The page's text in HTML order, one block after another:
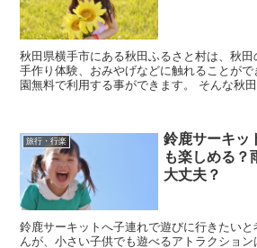
秋田県横手市にある秋田ふるさと村は、秋田
手作り体験、おみやげなどに触れることがで
園無料で利用する事ができます。 そんな秋田ふるさと村に行きたい
旅行・行楽
鈴鹿サーキッ
も楽しめる？
大丈夫？
鈴鹿サーキットへ子連れで遊びに行きたい
んが、小さい子供でも遊べるアトラクショ